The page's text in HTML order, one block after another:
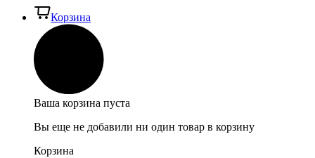
Корзина
Ваша корзина пуста
Вы еще не добавили ни один товар в корзину
Корзина